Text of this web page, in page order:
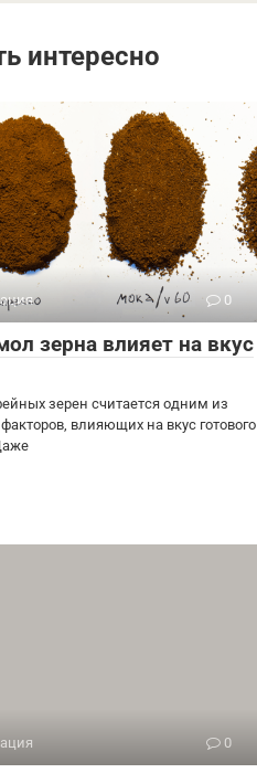
интересно
0
зерна влияет на вкус
зерен считается одним из
влияющих на вкус готового
0